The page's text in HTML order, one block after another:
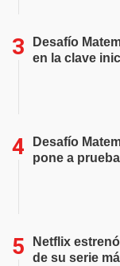
Desafío
en la clave
Desafío
pone a
Netflix
de su serie